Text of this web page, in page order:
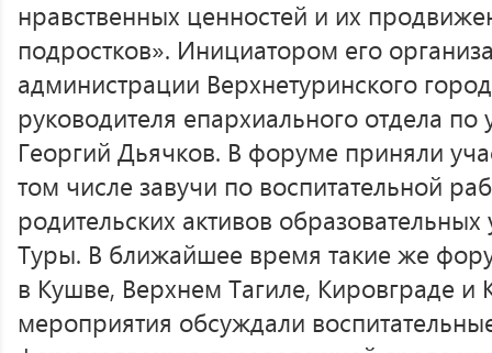
нравственных ценностей и их
подростков». Инициатором его
администрации Верхнетуринского
руководителя епархиального отдела
Георгий Дьячков. В форуме приняли
том числе завучи по воспитательной
родительских активов
Туры. В ближайшее время такие же
в Кушве, Верхнем Тагиле, Кировграде и
мероприятия обсуждали